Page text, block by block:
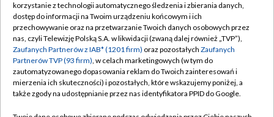
TVP
Abonament TVP
Emisja w TVP
Centrum informacji TVP
Naziemna Telewizja Cyfrowa
Regulamin TVP
Polityka prywatności
Moje zgody
Pomoc
korzystanie z technologii automatycznego śledzenia i zbierania danych,
dostęp do informacji na Twoim urządzeniu końcowym i ich
przechowywanie oraz na przetwarzanie Twoich danych osobowych przez
nas, czyli Telewizję Polską S.A. w likwidacji (zwaną dalej również „TVP”),
Zaufanych Partnerów z IAB* (1201 firm) oraz pozostałych Zaufanych
Partnerów TVP (93 firm), w celach marketingowych (w tym do
zautomatyzowanego dopasowania reklam do Twoich zainteresowań i
mierzenia ich skuteczności) i pozostałych, które wskazujemy poniżej, a
także zgody na udostępnianie przez nas identyfikatora PPID do Google.